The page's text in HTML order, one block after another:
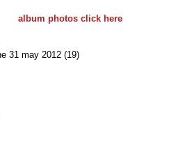
album photos click here